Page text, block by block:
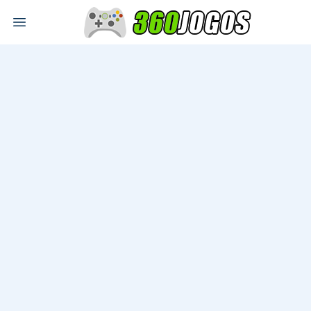
Open main menu